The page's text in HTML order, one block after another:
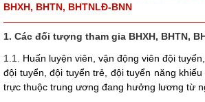
BHXH, BHTN, BHTNLĐ-BNN
1. Các đối tượng tham gia BHXH, BHTN,
1.1. Huấn luyện viên, vận động viên đội
đội tuyển, đội tuyển trẻ, đội tuyển năng
trực thuộc trung ương đang hưởng lương từ